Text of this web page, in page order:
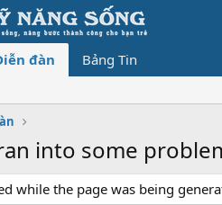
đàn Bảng Tin
into some
while the page was being